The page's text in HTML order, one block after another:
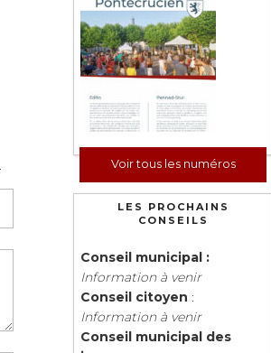
Voir tous les numéros
LES PROCHAINS
CONSEILS
Conseil municipal :
Information à venir
Conseil citoyen :
Information à venir
Conseil municipal des